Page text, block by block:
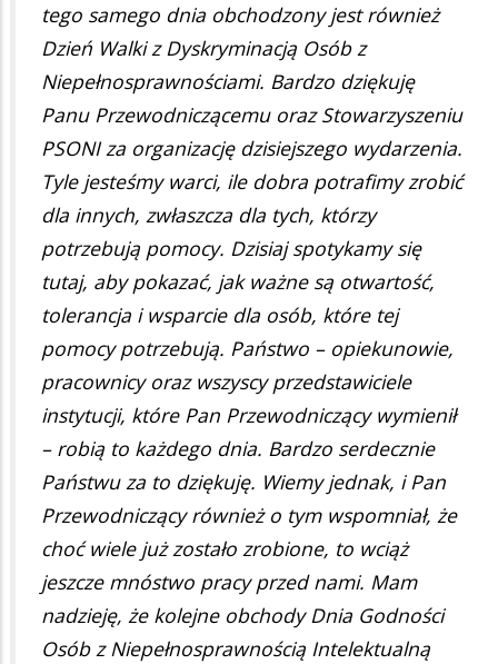
tego samego dnia obchodzony jest również
Dzień Walki z Dyskryminacją Osób z
Niepełnosprawnościami. Bardzo dziękuję
Panu Przewodniczącemu oraz Stowarzyszeniu
PSONI za organizację dzisiejszego wydarzenia.
Tyle jesteśmy warci, ile dobra potrafimy zrobić
dla innych, zwłaszcza dla tych, którzy
potrzebują pomocy. Dzisiaj spotykamy się
tutaj, aby pokazać, jak ważne są otwartość,
tolerancja i wsparcie dla osób, które tej
pomocy potrzebują. Państwo – opiekunowie,
pracownicy oraz wszyscy przedstawiciele
instytucji, które Pan Przewodniczący wymienił
– robią to każdego dnia. Bardzo serdecznie
Państwu za to dziękuję. Wiemy jednak, i Pan
Przewodniczący również o tym wspomniał, że
choć wiele już zostało zrobione, to wciąż
jeszcze mnóstwo pracy przed nami. Mam
nadzieję, że kolejne obchody Dnia Godności
Osób z Niepełnosprawnością Intelektualną